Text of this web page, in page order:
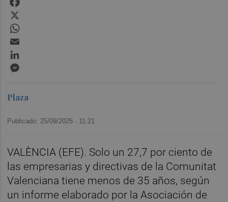
Plaza
Publicado: 25/09/2025 · 11:21
VALÈNCIA (EFE). Solo un 27,7 por ciento de
las empresarias y directivas de la Comunitat
Valenciana tiene menos de 35 años, según
un informe elaborado por la Asociación de